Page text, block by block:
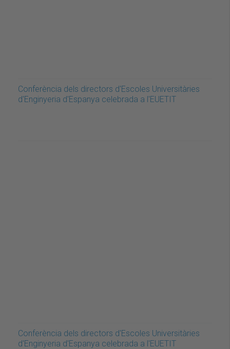
Conferència dels directors d'Escoles Universitàries
d'Enginyeria d'Espanya celebrada a l'EUETIT
Conferència dels directors d'Escoles Universitàries
d'Enginyeria d'Espanya celebrada a l'EUETIT